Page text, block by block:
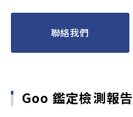
聯絡我們
Goo 鑑定檢測報告